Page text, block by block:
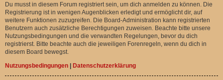
Du musst in diesem Forum registriert sein, um dich anmelden zu können. Die
Registrierung ist in wenigen Augenblicken erledigt und ermöglicht dir, auf
weitere Funktionen zuzugreifen. Die Board-Administration kann registrierten
Benutzern auch zusätzliche Berechtigungen zuweisen. Beachte bitte unsere
Nutzungsbedingungen und die verwandten Regelungen, bevor du dich
registrierst. Bitte beachte auch die jeweiligen Forenregeln, wenn du dich in
diesem Board bewegst.
Nutzungsbedingungen | Datenschutzerklärung